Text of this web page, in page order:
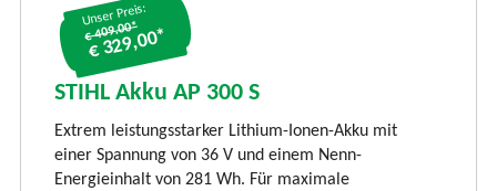
Unser Preis:
€ 409.00*
€ 329,00*
STIHL Akku AP 300 S
Extrem leistungsstarker Lithium-Ionen-Akku mit
einer Spannung von 36 V und einem Nenn-
Energieinhalt von 281 Wh. Für maximale